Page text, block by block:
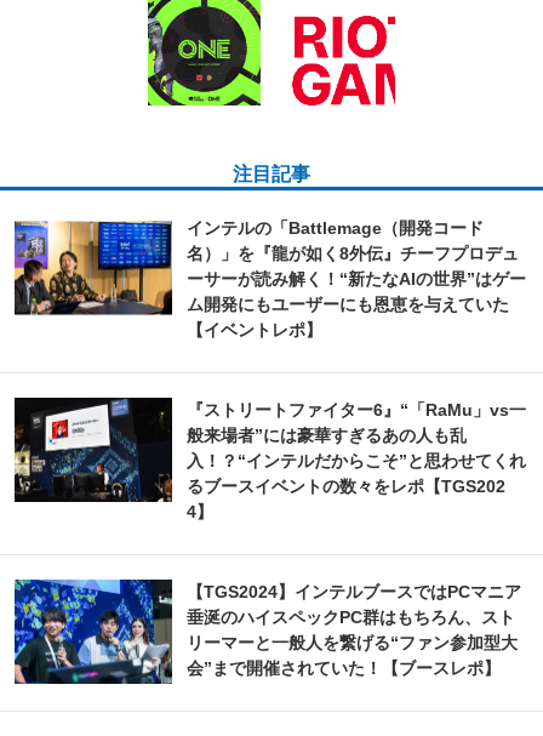
注目記事
インテルの「Battlemage（開発コード
名）」を『龍が如く8外伝』チーフプロデュ
ーサーが読み解く！“新たなAIの世界”はゲー
ム開発にもユーザーにも恩恵を与えていた
【イベントレポ】
『ストリートファイター6』“「RaMu」vs一
般来場者”には豪華すぎるあの人も乱
入！？“インテルだからこそ”と思わせてくれ
るブースイベントの数々をレポ【TGS202
4】
【TGS2024】インテルブースではPCマニア
垂涎のハイスペックPC群はもちろん、スト
リーマーと一般人を繋げる“ファン参加型大
会”まで開催されていた！【ブースレポ】